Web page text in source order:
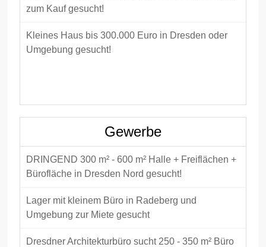
zum Kauf gesucht!
Kleines Haus bis 300.000 Euro in Dresden oder
Umgebung gesucht!
Gewerbe
DRINGEND 300 m² - 600 m² Halle + Freiflächen +
Bürofläche in Dresden Nord gesucht!
Lager mit kleinem Büro in Radeberg und
Umgebung zur Miete gesucht
Dresdner Architekturbüro sucht 250 - 350 m² Büro